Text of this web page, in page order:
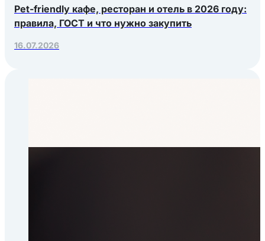
Pet-friendly кафе, ресторан и отель в 2026 году:
правила, ГОСТ и что нужно закупить
16.07.2026